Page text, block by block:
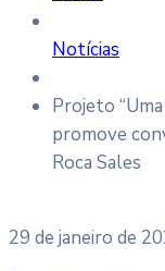
Notícias
Projeto
promove
Roca Sales
29 de janeiro de